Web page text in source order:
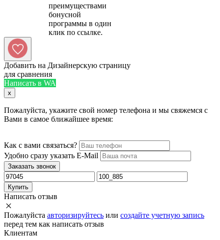
преимуществами
бонусной
программы в один
Добавить на Дизайнерскую страницу
для сравнения
Написать в WA
x
Пожалуйста, укажите свой номер телефона и мы свяжемся с
Вами в самое ближайшее время:
Как с вами связаться?
Удобно сразу указать E-Mail
Заказать звонок
Купить
Написать отзыв
Пожалуйста авторизируйтесь или создайте учетную запись
перед тем как написать отзыв
Клиентам